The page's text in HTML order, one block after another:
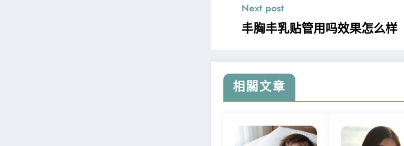
Next post
丰胸丰乳贴管用吗效果怎么样
相關文章